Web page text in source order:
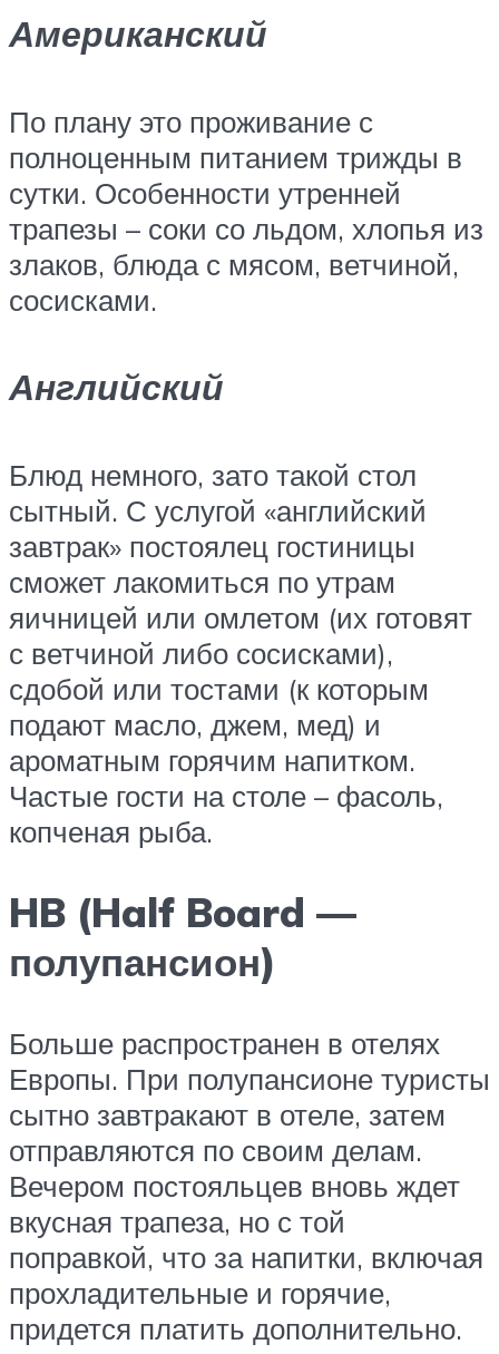
Американский
По плану это проживание с
полноценным питанием трижды в
сутки. Особенности утренней
трапезы – соки со льдом, хлопья из
злаков, блюда с мясом, ветчиной,
сосисками.
Английский
Блюд немного, зато такой стол
сытный. С услугой «английский
завтрак» постоялец гостиницы
сможет лакомиться по утрам
яичницей или омлетом (их готовят
с ветчиной либо сосисками),
сдобой или тостами (к которым
подают масло, джем, мед) и
ароматным горячим напитком.
Частые гости на столе – фасоль,
копченая рыба.
HB (Half Board —
полупансион)
Больше распространен в отелях
Европы. При полупансионе туристы
сытно завтракают в отеле, затем
отправляются по своим делам.
Вечером постояльцев вновь ждет
вкусная трапеза, но с той
поправкой, что за напитки, включая
прохладительные и горячие,
придется платить дополнительно.